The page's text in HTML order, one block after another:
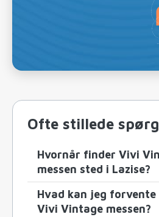
Ofte stillede
Hvornår finder Vivi
messen sted i Lazise?
Hvad kan jeg forvente
Vivi Vintage messen?